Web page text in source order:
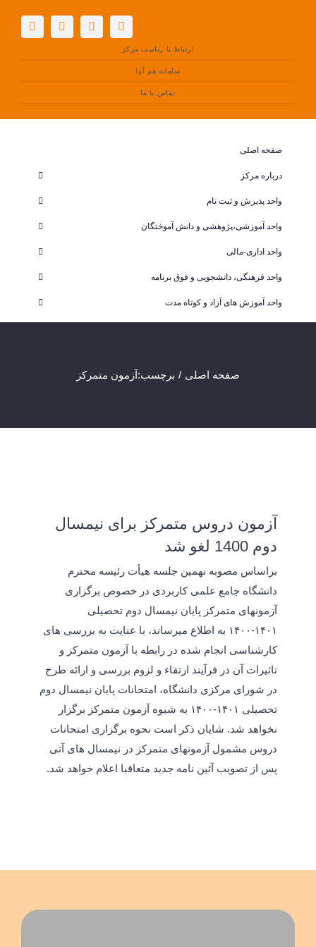
ارتباط با ریاست مرکز
سامانه هم آوا
تماس با ما
صفحه اصلی
درباره مرکز
واحد پذیرش و ثبت نام
واحد آموزشی،پژوهشی و دانش آموختگان
واحد اداری-مالی
واحد فرهنگی، دانشجویی و فوق برنامه
واحد آموزش های آزاد و کوتاه مدت
صفحه اصلی برچسب:آزمون متمرکز
آزمون دروس متمرکز برای نیمسال
دوم 1400 لغو شد
براساس مصوبه نهمین جلسه هیأت رئیسه محترم
دانشگاه جامع علمی کاربردی در خصوص برگزاری
آزمونهای متمرکز پایان نیمسال دوم تحصیلی
۱۴۰۱-۱۴۰۰ به اطلاع میرساند، با عنایت به بررسی های
کارشناسی انجام شده در رابطه با آزمون متمرکز و
تاثیرات آن در فرآیند ارتقاء و لزوم بررسی و ارائه طرح
در شورای مرکزی دانشگاه، امتحانات پایان نیمسال دوم
تحصیلی ۱۴۰۱-۱۴۰۰ به شیوه آزمون متمرکز برگزار
نخواهد شد. شایان ذکر است نحوه برگزاری امتحانات
دروس مشمول آزمونهای متمرکز در نیمسال های آتی
پس از تصویب آئین نامه جدید متعاقبا اعلام خواهد شد.